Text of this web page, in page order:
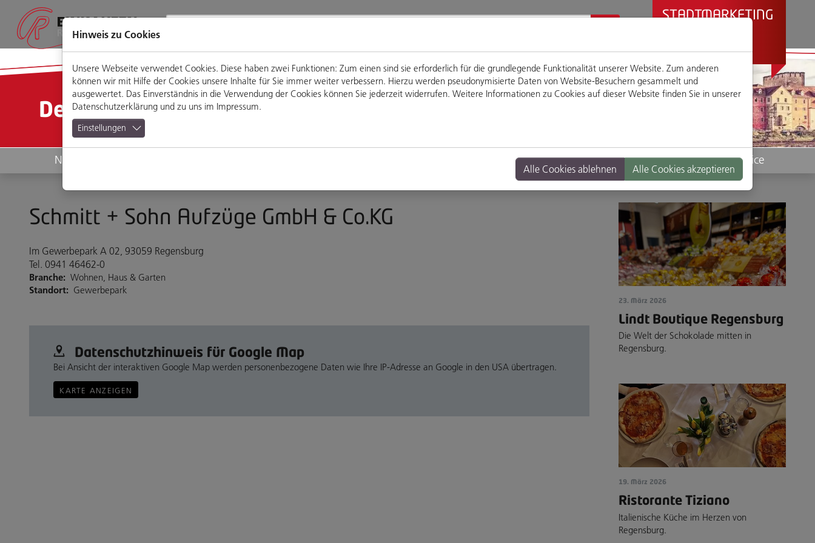
Seiteninhalt
Hauptmenü
Footermenü
Website-
Suche
STADTMARKETING
PRÄSENTIERT
Detailansicht
News Veranstaltungen Standorte Service
Schmitt + Sohn Aufzüge GmbH & Co.KG
Im Gewerbepark A 02, 93059 Regensburg
Tel. 0941 46462-0
Branche: Wohnen, Haus & Garten
Standort: Gewerbepark
Datenschutz­hinweis für Google Map
Bei Ansicht der interaktiven Google Map werden personenbezogene Daten wie Ihre IP-Adresse an Google in den USA übertragen.
KARTE ANZEIGEN
23. März 2026
Lindt Boutique Regensburg
Die Welt der Schokolade mitten in
Regensburg.
19. März 2026
Ristorante Tiziano
Italienische Küche im Herzen von
Regensburg.
Hinweis zu Cookies
Unsere Webseite verwendet Cookies. Diese haben zwei Funktionen: Zum einen sind sie erforderlich für die grundlegende Funktionalität unserer Website. Zum anderen
können wir mit Hilfe der Cookies unsere Inhalte für Sie immer weiter verbessern. Hierzu werden pseudonymisierte Daten von Website-Besuchern gesammelt und
ausgewertet. Das Einverständnis in die Verwendung der Cookies können Sie jederzeit widerrufen. Weitere Informationen zu Cookies auf dieser Website finden Sie in unserer
Datenschutzerklärung und zu uns im Impressum.
Einstellungen
Alle Cookies ablehnen Alle Cookies akzeptieren